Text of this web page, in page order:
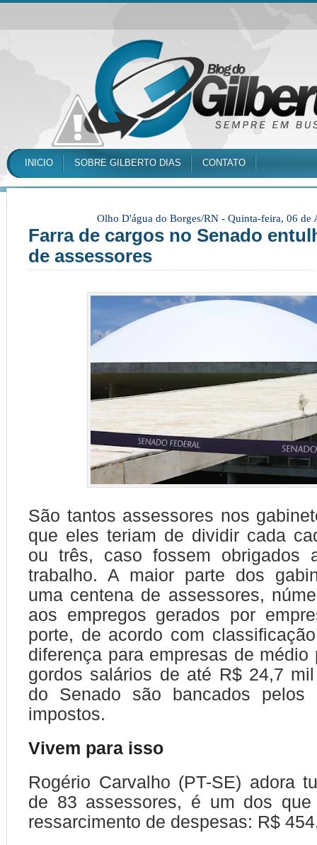
INICIO SOBRE GILBERTO DIAS CONTATO
Olho D'água do Borges/RN - Quinta-feira, 06 de
Farra de cargos no Senado
de assessores
São tantos assessores nos
que eles teriam de dividir cada
ou três, caso fossem obrigados
trabalho. A maior parte dos
uma centena de assessores,
aos empregos gerados por
porte, de acordo com
diferença para empresas de médio
gordos salários de até R$ 24,7
do Senado são bancados pelos
impostos.
Vivem para isso
Rogério Carvalho (PT-SE) adora
de 83 assessores, é um dos que
ressarcimento de despesas: R$